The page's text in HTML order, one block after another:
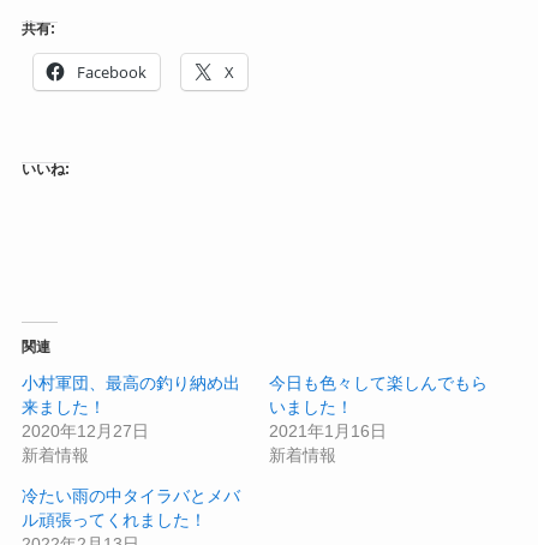
共有:
Facebook X
いいね:
関連
小村軍団、最高の釣り納め出
来ました！
2020年12月27日
新着情報
今日も色々して楽しんでもら
いました！
2021年1月16日
新着情報
冷たい雨の中タイラバとメバ
ル頑張ってくれました！